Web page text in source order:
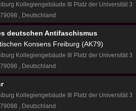
Kollegiengebäude III Platz der Universität 3
Deutschland
deutschen Antifaschismus
Konsens Freiburg (AK79)
Kollegiengebäude III Platz der Universität 3
Deutschland
Kollegiengebäude III Platz der Universität 3
Deutschland